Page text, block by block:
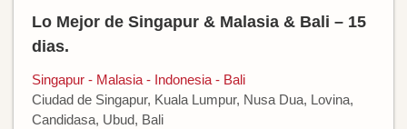
Lo Mejor de Singapur & Malasia & Bali – 15
dias.
Singapur - Malasia - Indonesia - Bali
Ciudad de Singapur, Kuala Lumpur, Nusa Dua, Lovina,
Candidasa, Ubud, Bali